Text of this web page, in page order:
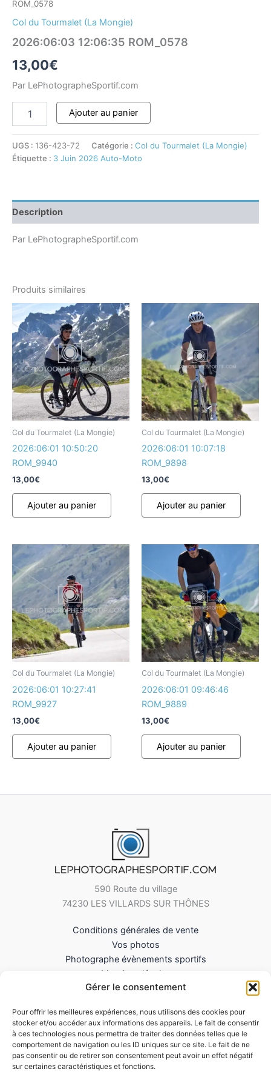
Gérer le consentement
Pour offrir les meilleures expériences, nous utilisons des cookies pour
stocker et/ou accéder aux informations des appareils. Le fait de consentir
à ces technologies nous permettra de traiter des données telles que le
comportement de navigation ou les ID uniques sur ce site. Le fait de ne
pas consentir ou de retirer son consentement peut avoir un effet négatif
sur certaines caractéristiques et fonctions.
ROM_0578
Col du Tourmalet (La Mongie)
2026:06:03 12:06:35 ROM_0578
13,00€
Par LePhotographeSportif.com
Ajouter au panier
UGS : 136-423-72 Catégorie : Col du Tourmalet (La Mongie)
Étiquette : 3 Juin 2026 Auto-Moto
Description
Par LePhotographeSportif.com
Produits similaires
Col du Tourmalet (La Mongie)
2026:06:01 10:50:20
ROM_9940
13,00€
Ajouter au panier
Col du Tourmalet (La Mongie)
2026:06:01 10:07:18
ROM_9898
13,00€
Ajouter au panier
Col du Tourmalet (La Mongie)
2026:06:01 10:27:41
ROM_9927
13,00€
Ajouter au panier
Col du Tourmalet (La Mongie)
2026:06:01 09:46:46
ROM_9889
13,00€
Ajouter au panier
590 Route du village
74230 LES VILLARDS SUR THÔNES
Conditions générales de vente
Vos photos
Photographe évènements sportifs
Mentions légales
Mes Téléchargements
Politique de cookies (UE)